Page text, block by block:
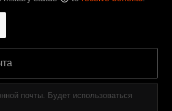
почты. Будет использоваться